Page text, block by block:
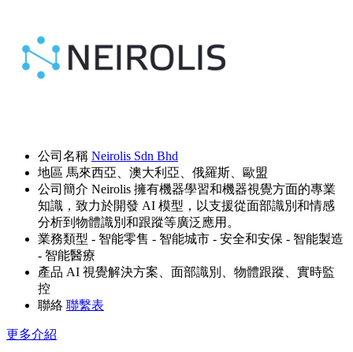
公司名稱 Neirolis Sdn Bhd
地區 馬來西亞、澳大利亞、俄羅斯、歐盟
公司簡介 Neirolis 擁有機器學習和機器視覺方面的專業
知識，致力於開發 AI 模型，以支援從面部識別和情感
分析到物體識別和跟蹤等廣泛應用。
業務類型 - 智能零售 - 智能城市 - 安全和安保 - 智能製造
- 智能醫療
產品 AI 視覺解決方案、面部識別、物體跟蹤、實時監
控
聯絡 聯繫表
更多介紹